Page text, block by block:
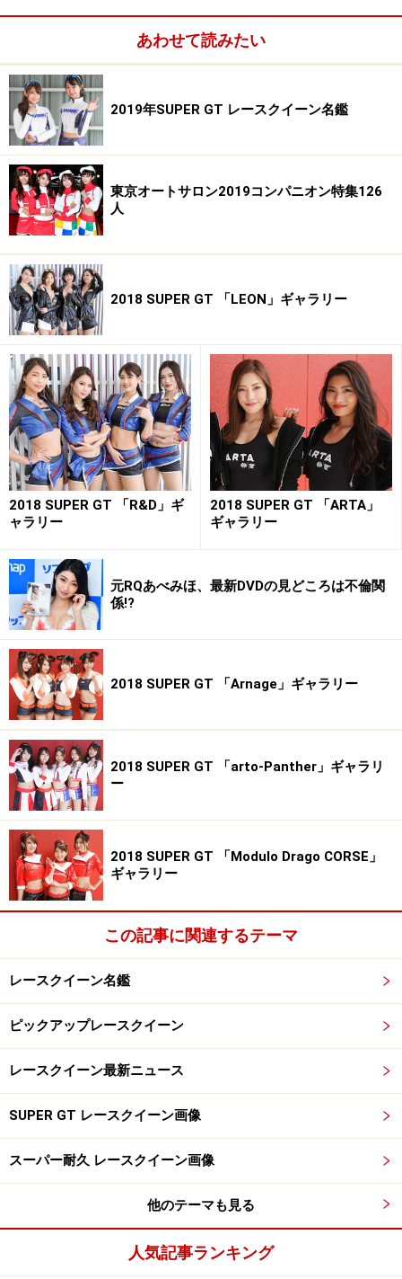
の枠にとらわれることなく、活躍の場を広げて欲しい1
■協力
「ハイパーレースクイーンカタログ」
テイメントBWH)
「ハイ美女ん？」
※画像の肖像権は各モデルさん及び、所属事務所に帰属
します。
※画像の無断使用及び直リンクは営利・非営利を問わず
All About 著作権/商標/免責事項
All About レースクイーン」ガイドサイト掲載画像につい
て
※記事内容は執筆時点のものです。最新の内容をご確認くださ
い。
あわせて読みたい
2019年SUPER GT レースクイーン名鑑
東京オートサロン2019コンパニオン特集126
人
2018 SUPER GT 「LEON」ギャラリー
2018 SUPER GT 「R&D」ギ
ャラリー
2018 SUPER GT 「ARTA」
ギャラリー
元RQあべみほ、最新DVDの見どころは不倫関
係!?
2018 SUPER GT 「Arnage」ギャラリー
2018 SUPER GT 「arto-Panther」ギャラリ
ー
2018 SUPER GT 「Modulo Drago CORSE」
ギャラリー
この記事に関連するテーマ
レースクイーン名鑑
ピックアップレースクイーン
レースクイーン最新ニュース
SUPER GT レースクイーン画像
スーパー耐久 レースクイーン画像
他のテーマも見る
人気記事ランキング